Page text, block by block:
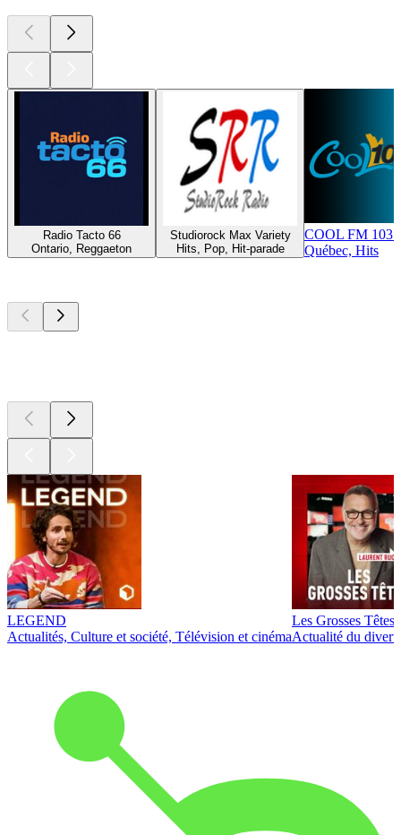
Radio Tacto 66
Ontario, Reggaeton
Studiorock Max Variety
Hits, Pop, Hit-parade
COOL FM
Québec, Hits
LEGEND
Actualités, Culture et société, Télévision et cinéma
Les Grosses Têtes
Actualité du